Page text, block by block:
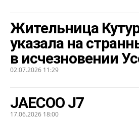
Жительница
указала на
в исчезновении
02.07.2026 11:29
JAECOO J7
17.06.2026 18:00